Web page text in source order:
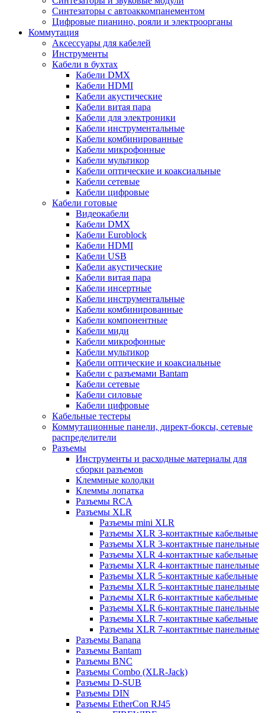
Синтезаторы с автоаккомпанементом
Цифровые пианино, рояли и электроорганы
Коммутация
Аксессуары для кабелей
Инструменты
Кабели в бухтах
Кабели DMX
Кабели HDMI
Кабели акустические
Кабели витая пара
Кабели для электроники
Кабели инструментальные
Кабели комбинированные
Кабели микрофонные
Кабели мультикор
Кабели оптические и коаксиальные
Кабели сетевые
Кабели цифровые
Кабели готовые
Видеокабели
Кабели DMX
Кабели Euroblock
Кабели HDMI
Кабели USB
Кабели акустические
Кабели витая пара
Кабели инсертные
Кабели инструментальные
Кабели комбинированные
Кабели компонентные
Кабели миди
Кабели микрофонные
Кабели мультикор
Кабели оптические и коаксиальные
Кабели с разъемами Bantam
Кабели сетевые
Кабели силовые
Кабели цифровые
Кабельные тестеры
Коммутационные панели, директ-боксы, сетевые
распределители
Разъемы
Инструменты и расходные материалы для
сборки разъемов
Клеммные колодки
Клеммы лопатка
Разъемы RCA
Разъемы XLR
Разъемы mini XLR
Разъемы XLR 3-контактные кабельные
Разъемы XLR 3-контактные панельные
Разъемы XLR 4-контактные кабельные
Разъемы XLR 4-контактные панельные
Разъемы XLR 5-контактные кабельные
Разъемы XLR 5-контактные панельные
Разъемы XLR 6-контактные кабельные
Разъемы XLR 6-контактные панельные
Разъемы XLR 7-контактные кабельные
Разъемы XLR 7-контактные панельные
Разъемы Banana
Разъемы Bantam
Разъемы BNC
Разъемы Combo (XLR-Jack)
Разъемы D-SUB
Разъемы DIN
Разъемы EtherCon RJ45